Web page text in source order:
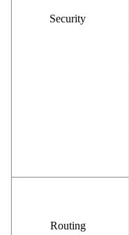
Security
Routing